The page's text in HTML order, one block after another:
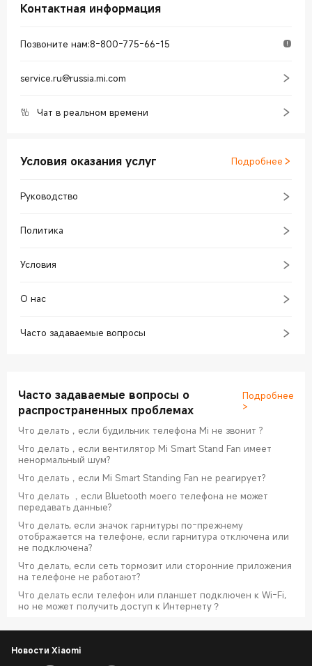
Контактная информация
Позвоните нам:8-800-775-66-15
service.ru@russia.mi.com
Чат в реальном времени
Условия оказания услуг Подробнее
Руководство
Политика
Условия
О нас
Часто задаваемые вопросы
Часто задаваемые вопросы о
распространенных проблемах
Подробнее
>
Что делать，если будильник телефона Mi не звонит ?
Что делать，если вентилятор Mi Smart Stand Fan имеет
ненормальный шум?
Что делать，если Mi Smart Standing Fan не реагирует?
Что делать ，если Bluetooth моего телефона не может
передавать данные?
Что делать, если значок гарнитуры по-прежнему
отображается на телефоне, если гарнитура отключена или
не подключена?
Что делать, если сеть тормозит или сторонние приложения
на телефоне не работают?
Что делать если телефон или планшет подключен к Wi-Fi,
но не может получить доступ к Интернету？
Новости Xiaomi